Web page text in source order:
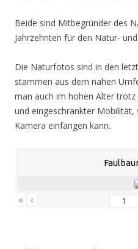
Beide sind Mitbegründer des
Jahrzehnten für den Natur-
Die Naturfotos sind in den
stammen aus dem nahen
man auch im hohen Alter
und eingeschränkter
Kamera einfangen kann.
« ‹